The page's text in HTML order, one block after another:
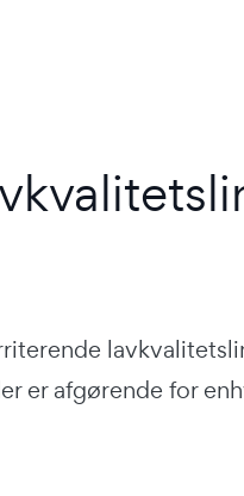
er afgørende for